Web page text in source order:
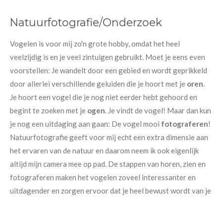
Natuurfotografie/Onderzoek
Vogelen is voor mij zo'n grote hobby, omdat het heel
veelzijdig is en je veel zintuigen gebruikt. Moet je eens even
voorstellen: Je wandelt door een gebied en wordt geprikkeld
door allerlei verschillende geluiden die je hoort met je oren.
Je hoort een vogel die je nog niet eerder hebt gehoord en
begint te zoeken met je ogen. Je vindt de vogel! Maar dan kun
je nog een uitdaging aan gaan: De vogel mooi fotograferen!
Natuurfotografie geeft voor mij echt een extra dimensie aan
het ervaren van de natuur en daarom neem ik ook eigenlijk
altijd mijn camera mee op pad. De stappen van horen, zien en
fotograferen maken het vogelen zoveel interessanter en
uitdagender en zorgen ervoor dat je heel bewust wordt van je